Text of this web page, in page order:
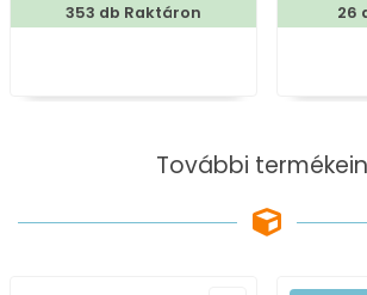
353 db Raktáron
26
További